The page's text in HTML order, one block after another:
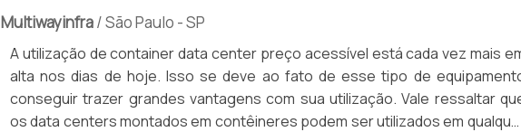
Multiwayinfra/ São Paulo - SP
A utilização de container data center preço acessível está cada vez mais
alta nos dias de hoje. Isso se deve ao fato de esse tipo de
conseguir trazer grandes vantagens com sua utilização. Vale ressaltar
os data centers montados em contêineres podem ser utilizados em qualquer